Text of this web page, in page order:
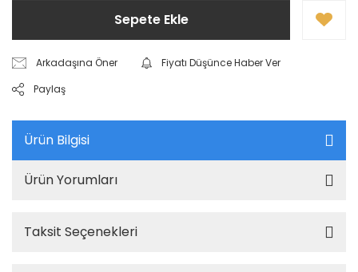
Sepete Ekle
Arkadaşına Öner
Fiyatı Düşünce Haber Ver
Paylaş
Ürün Bilgisi
Ürün Yorumları
Taksit Seçenekleri